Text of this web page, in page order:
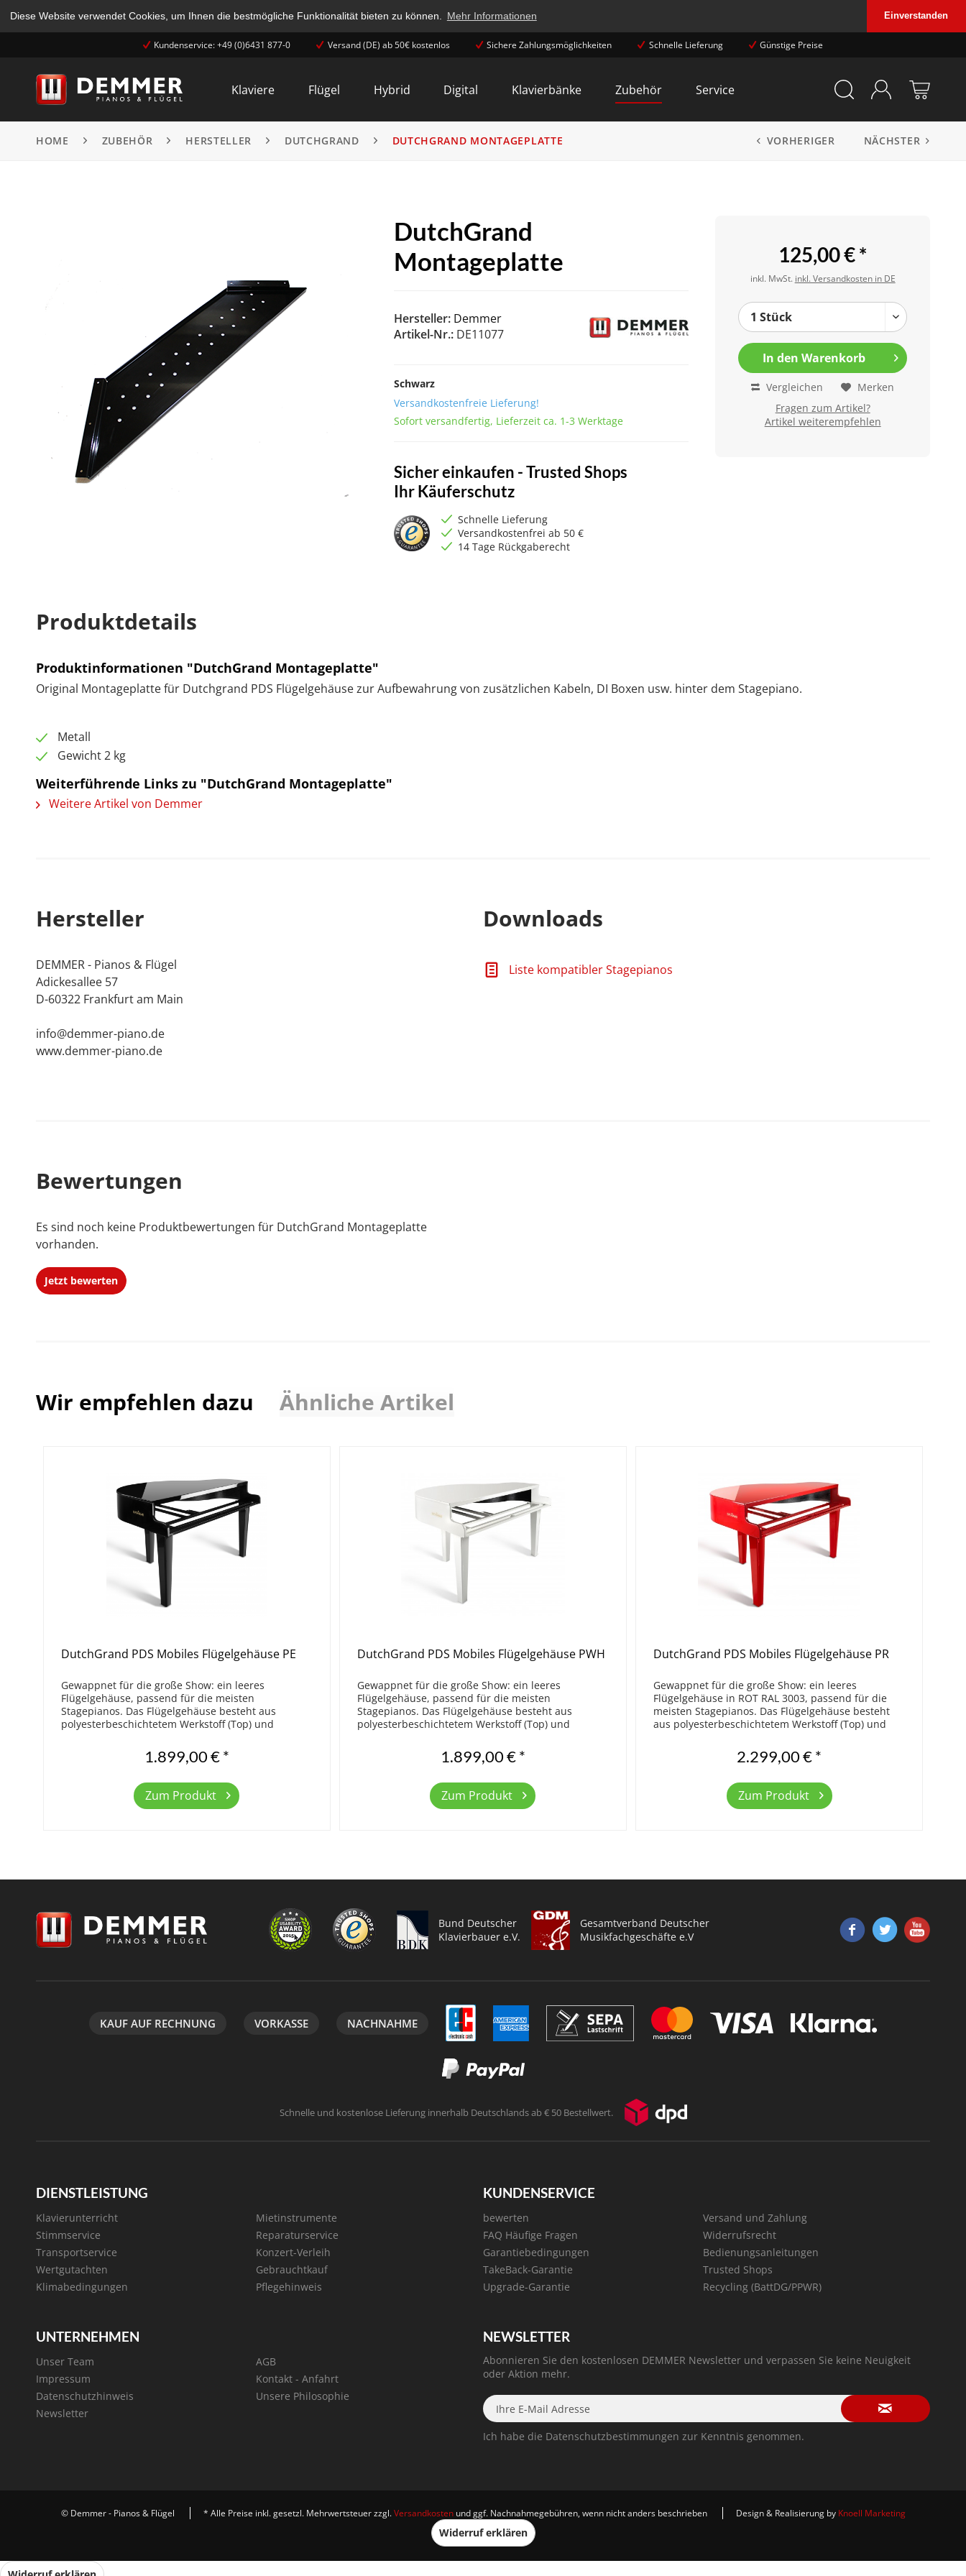
Diese Website verwendet Cookies, um Ihnen die bestmögliche Funktionalität bieten zu können. Mehr Informationen Einverstanden
Kundenservice: +49 (0)6431 877-0 Versand (DE) ab 50€ kostenlos Sichere Zahlungsmöglichkeiten Schnelle Lieferung Günstige Preise
Klaviere Flügel Hybrid Digital Klavierbänke Zubehör Service
HOME ZUBEHÖR HERSTELLER DUTCHGRAND DUTCHGRAND MONTAGEPLATTE VORHERIGER NÄCHSTER
DutchGrand
Montageplatte
Hersteller: Demmer
Artikel-Nr.: DE11077
Schwarz
Versandkostenfreie Lieferung!
Sofort versandfertig, Lieferzeit ca. 1-3 Werktage
Sicher einkaufen - Trusted Shops
Ihr Käuferschutz
Schnelle Lieferung
Versandkostenfrei ab 50 €
14 Tage Rückgaberecht
125,00 € *
inkl. MwSt. inkl. Versandkosten in DE
In den Warenkorb
Vergleichen
Merken
Fragen zum Artikel?
Artikel weiterempfehlen
Produktdetails
Produktinformationen "DutchGrand Montageplatte"
Original Montageplatte für Dutchgrand PDS Flügelgehäuse zur Aufbewahrung von zusätzlichen Kabeln, DI Boxen usw. hinter dem Stagepiano.
Metall
Gewicht 2 kg
Weiterführende Links zu "DutchGrand Montageplatte"
Weitere Artikel von Demmer
Hersteller
DEMMER - Pianos & Flügel
Adickesallee 57
D-60322 Frankfurt am Main
info@demmer-piano.de
www.demmer-piano.de
Downloads
Liste kompatibler Stagepianos
Bewertungen
Es sind noch keine Produktbewertungen für DutchGrand Montageplatte
vorhanden.
Jetzt bewerten
Wir empfehlen dazu Ähnliche Artikel
DutchGrand PDS Mobiles Flügelgehäuse PE
Gewappnet für die große Show: ein leeres
Flügelgehäuse, passend für die meisten
Stagepianos. Das Flügelgehäuse besteht aus
polyesterbeschichtetem Werkstoff (Top) und
1.899,00 € *
Zum Produkt
DutchGrand PDS Mobiles Flügelgehäuse PWH
Gewappnet für die große Show: ein leeres
Flügelgehäuse, passend für die meisten
Stagepianos. Das Flügelgehäuse besteht aus
polyesterbeschichtetem Werkstoff (Top) und
1.899,00 € *
Zum Produkt
DutchGrand PDS Mobiles Flügelgehäuse PR
Gewappnet für die große Show: ein leeres
Flügelgehäuse in ROT RAL 3003, passend für die
meisten Stagepianos. Das Flügelgehäuse besteht
aus polyesterbeschichtetem Werkstoff (Top) und
2.299,00 € *
Zum Produkt
Bund Deutscher
Klavierbauer e.V.
Gesamtverband Deutscher
Musikfachgeschäfte e.V
KAUF AUF RECHNUNG VORKASSE NACHNAHME
Schnelle und kostenlose Lieferung innerhalb Deutschlands ab € 50 Bestellwert.
DIENSTLEISTUNG
Klavierunterricht
Mietinstrumente
Stimmservice
Reparaturservice
Transportservice
Konzert-Verleih
Wertgutachten
Gebrauchtkauf
Klimabedingungen
Pflegehinweis
KUNDENSERVICE
bewerten
Versand und Zahlung
FAQ Häufige Fragen
Widerrufsrecht
Garantiebedingungen
Bedienungsanleitungen
TakeBack-Garantie
Trusted Shops
Upgrade-Garantie
Recycling (BattDG/PPWR)
UNTERNEHMEN
Unser Team
AGB
Impressum
Kontakt - Anfahrt
Datenschutzhinweis
Unsere Philosophie
Newsletter
NEWSLETTER
Abonnieren Sie den kostenlosen DEMMER Newsletter und verpassen Sie keine Neuigkeit
oder Aktion mehr.
Ich habe die Datenschutzbestimmungen zur Kenntnis genommen.
© Demmer - Pianos & Flügel * Alle Preise inkl. gesetzl. Mehrwertsteuer zzgl.Versandkostenund ggf. Nachnahmegebühren, wenn nicht anders beschrieben Design & Realisierung by Knoell Marketing
Widerruf erklären